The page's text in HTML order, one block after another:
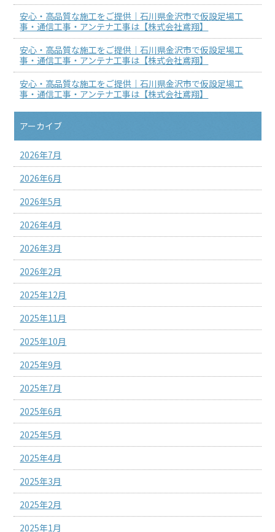
安心・高品質な施工をご提供｜石川県金沢市で仮設足場工
事・通信工事・アンテナ工事は【株式会社鳶翔】
安心・高品質な施工をご提供｜石川県金沢市で仮設足場工
事・通信工事・アンテナ工事は【株式会社鳶翔】
安心・高品質な施工をご提供｜石川県金沢市で仮設足場工
事・通信工事・アンテナ工事は【株式会社鳶翔】
アーカイブ
2026年7月
2026年6月
2026年5月
2026年4月
2026年3月
2026年2月
2025年12月
2025年11月
2025年10月
2025年9月
2025年7月
2025年6月
2025年5月
2025年4月
2025年3月
2025年2月
2025年1月